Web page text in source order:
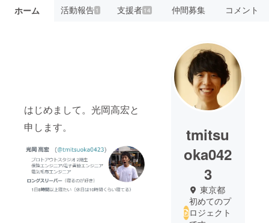
ホーム 活動報告1 支援者 14 仲間募集 コメント
はじめまして。光岡高宏と
申します。
tmitsu
oka042
3
東京都
初めてのプ
ロジェクト